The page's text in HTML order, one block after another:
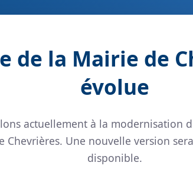
de la Mairie de
évolue
actuellement à la modernisation
Chevrières. Une nouvelle version
disponible.